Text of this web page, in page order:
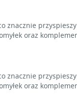
znacznie
oraz
znacznie
oraz